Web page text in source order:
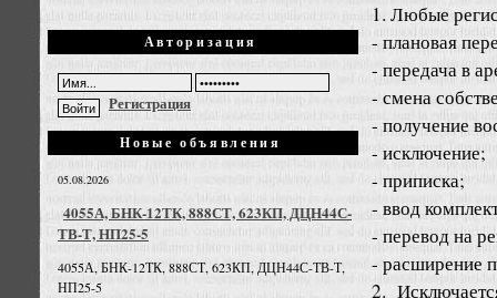
Авторизация
Регистрация
Новые объявления
05.08.2026
4055А, БНК-12ТК, 888СТ, 623КП, ДЦН44С-
ТВ-Т, НП25-5
4055А, БНК-12ТК, 888СТ, 623КП, ДЦН44С-ТВ-Т,
НП25-5
1. Любые
- плановая
- передача в
- смена
- получение
- исключение;
- приписка;
- ввод
- перевод на
- расширение
2.